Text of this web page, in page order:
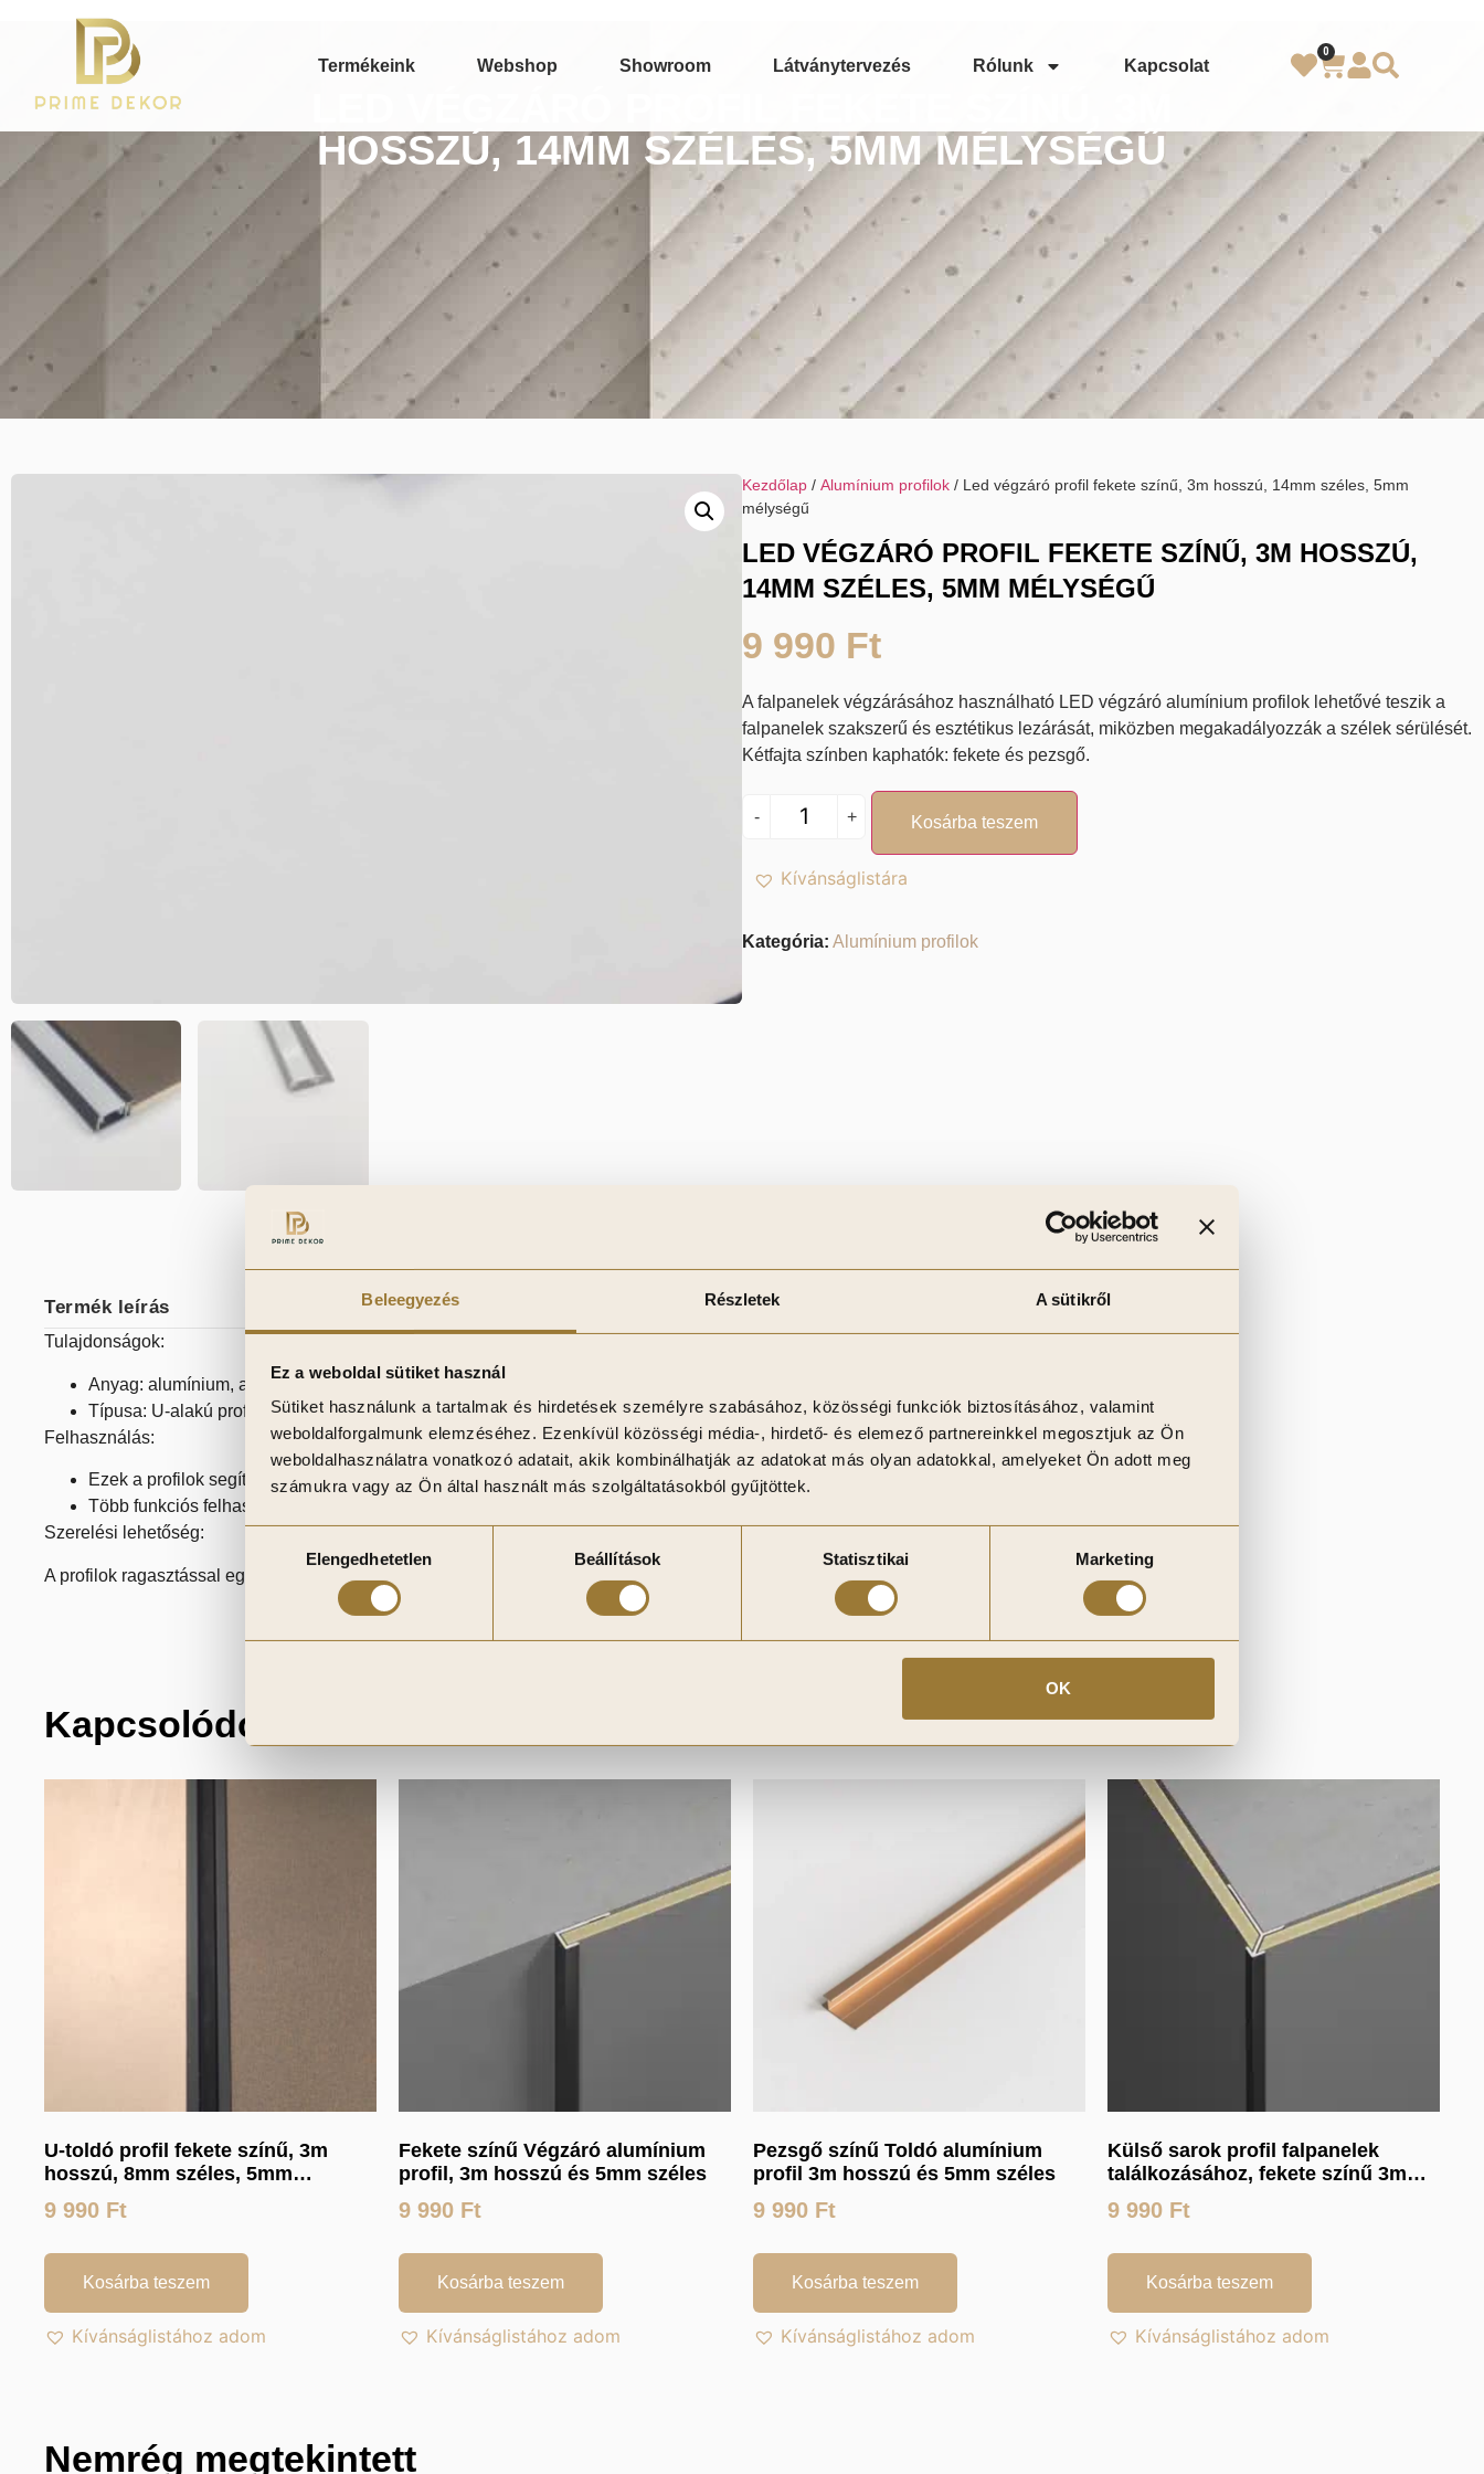
Beleegyezés Részletek A sütikről
Ez a weboldal sütiket használ
Sütiket használunk a tartalmak és hirdetések személyre szabásához, közösségi funkciók biztosításához, valamint
weboldalforgalmunk elemzéséhez. Ezenkívül közösségi média-, hirdető- és elemező partnereinkkel megosztjuk az Ön
weboldalhasználatra vonatkozó adatait, akik kombinálhatják az adatokat más olyan adatokkal, amelyeket Ön adott meg
számukra vagy az Ön által használt más szolgáltatásokból gyűjtöttek.
kiválasztásaElengedhetetlen Beállítások Statisztikai Marketing
OK
Termékeink Webshop Showroom Látványtervezés Rólunk Kapcsolat
0
HOSSZÚ, 14MM SZÉLES, 5MM MÉLYSÉGŰ
Kezdőlap / Alumínium profilok / Led végzáró profil fekete színű, 3m hosszú, 14mm széles, 5mm
mélységű
LED VÉGZÁRÓ PROFIL FEKETE SZÍNŰ, 3M HOSSZÚ,
14MM SZÉLES, 5MM MÉLYSÉGŰ
9 990 Ft
A falpanelek végzárásához használható LED végzáró alumínium profilok lehetővé teszik a
falpanelek szakszerű és esztétikus lezárását, miközben megakadályozzák a szélek sérülését.
Kétfajta színben kaphatók: fekete és pezsgő.
- + Kosárba teszem
Kívánságlistára
Kategória: Alumínium profilok
Termék leírás
Tulajdonságok:
Anyag: alumínium, ami rendkívül erős és tartós
Típusa: U-alakú profilok: Ezek a profilok a panelek széleit zárják le, megakadályozva a sérüléseket.
Felhasználás:
Ezek a profilok segítenek a falpanelek éleinek védelmében.
Több funkciós felhasználás: a Led végzáró profilok, világíthatnak szembe, oldalra, és a panelre is.
Szerelési lehetőség:
A profilok ragasztással egyszerűen rögzíthetők, lehetővé téve a gyors és hatékony telepítést.
Kapcsolódó termékek
U-toldó profil fekete színű, 3m
hosszú, 8mm széles, 5mm
9 990 Ft
Kosárba teszem
Kívánságlistához adom
Fekete színű Végzáró alumínium
profil, 3m hosszú és 5mm széles
9 990 Ft
Kosárba teszem
Kívánságlistához adom
Pezsgő színű Toldó alumínium
profil 3m hosszú és 5mm széles
9 990 Ft
Kosárba teszem
Kívánságlistához adom
Külső sarok profil falpanelek
találkozásához, fekete színű 3m
9 990 Ft
Kosárba teszem
Kívánságlistához adom
Nemrég megtekintett